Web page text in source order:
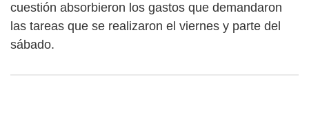
cuestión absorbieron los gastos que demandaron
las tareas que se realizaron el viernes y parte del
sábado.